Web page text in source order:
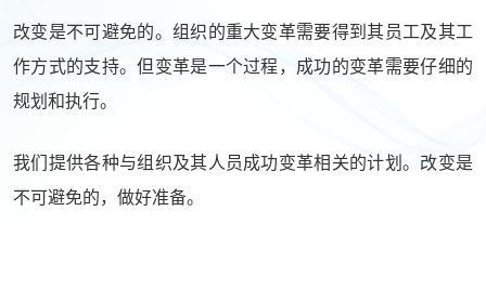
改变是不可避免的。组织的重大变革需要得到其员工及其工
作方式的支持。但变革是一个过程，成功的变革需要仔细的
规划和执行。
我们提供各种与组织及其人员成功变革相关的计划。改变是
不可避免的，做好准备。